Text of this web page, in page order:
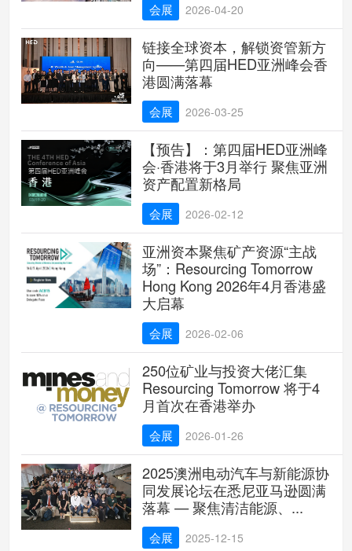
会展 2026-04-20
链接全球资本，解锁资管新方
向——第四届HED亚洲峰会香
港圆满落幕
会展 2026-03-25
【预告】：第四届HED亚洲峰
会·香港将于3月举行 聚焦亚洲
资产配置新格局
会展 2026-02-12
亚洲资本聚焦矿产资源“主战
场”：Resourcing Tomorrow
Hong Kong 2026年4月香港盛
大启幕
会展 2026-02-06
250位矿业与投资大佬汇集
Resourcing Tomorrow 将于4
月首次在香港举办
会展 2026-01-26
2025澳洲电动汽车与新能源协
同发展论坛在悉尼亚马逊圆满
落幕 — 聚焦清洁能源、...
会展 2025-12-15